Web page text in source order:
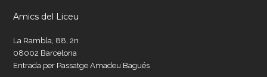
Amics del Liceu
La Rambla, 88, 2n
08002 Barcelona
Entrada per Passatge Amadeu Bagués